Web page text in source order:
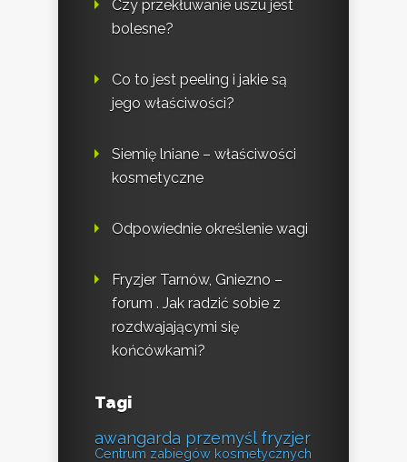
Czy przekłuwanie uszu jest
bolesne?
Co to jest peeling i jakie są
jego właściwości?
Siemię lniane – właściwości
kosmetyczne
Odpowiednie określenie wagi
Fryzjer Tarnów, Gniezno –
forum . Jak radzić sobie z
rozdwajającymi się
końcówkami?
Tagi
awangarda przemyśl fryzjer
Centrum zabiegów kosmetycznych